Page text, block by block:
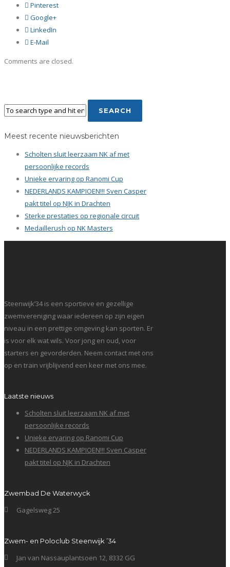
Pinterest
Google+
LinkedIn
E-Mail
Comments are closed.
Meest recente nieuwsberichten
Scholten sluit leerzaam NK af met
persoonlijke records
Unieke ervaring op Ranomi Cup
NEDERLANDS KAMPIOEN!!! Sven Casper
pakt titel op NJK in Drachten
Sterke prestaties op regionale circuit
Medaillerush op NK Masters
Steenwijk’34 is een sportieve en gezellige
zwemvereniging waar iedereen op zijn eigen
niveau in een prettige omgeving kan sporten. Er
is voor elk wat wils. Voor jong en oud, voor
starters en gevorderden. Neem contact met ons
op en train vrijblijvend een keer met ons mee.
Laatste nieuws
Scholten sluit leerzaam NK af met
persoonlijke records
Unieke ervaring op Ranomi Cup
NEDERLANDS KAMPIOEN!!! Sven Casper
pakt titel op NJK in Drachten
Zwembad De Waterwyck
Gagelsweg 25
Zwem- en Poloclub Steenwijk ’34
Jan van Nassauplantsoen 12, 8332 GG